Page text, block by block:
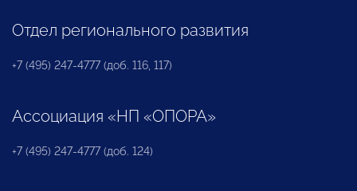
Отдел регионального развития
+7 (495) 247-4777 (доб. 116, 117)
Ассоциация «НП «ОПОРА»
+7 (495) 247-4777 (доб. 124)